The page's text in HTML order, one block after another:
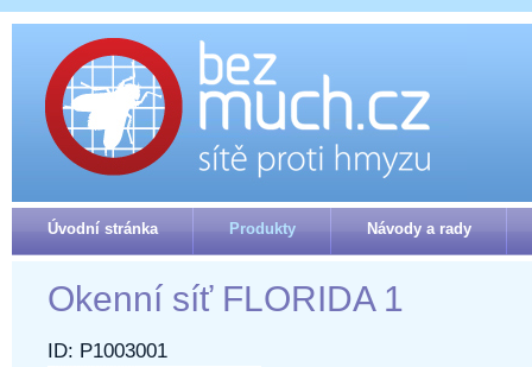
Úvodní stránka Produkty Návody a rady
Okenní síť FLORIDA 1
ID: P1003001